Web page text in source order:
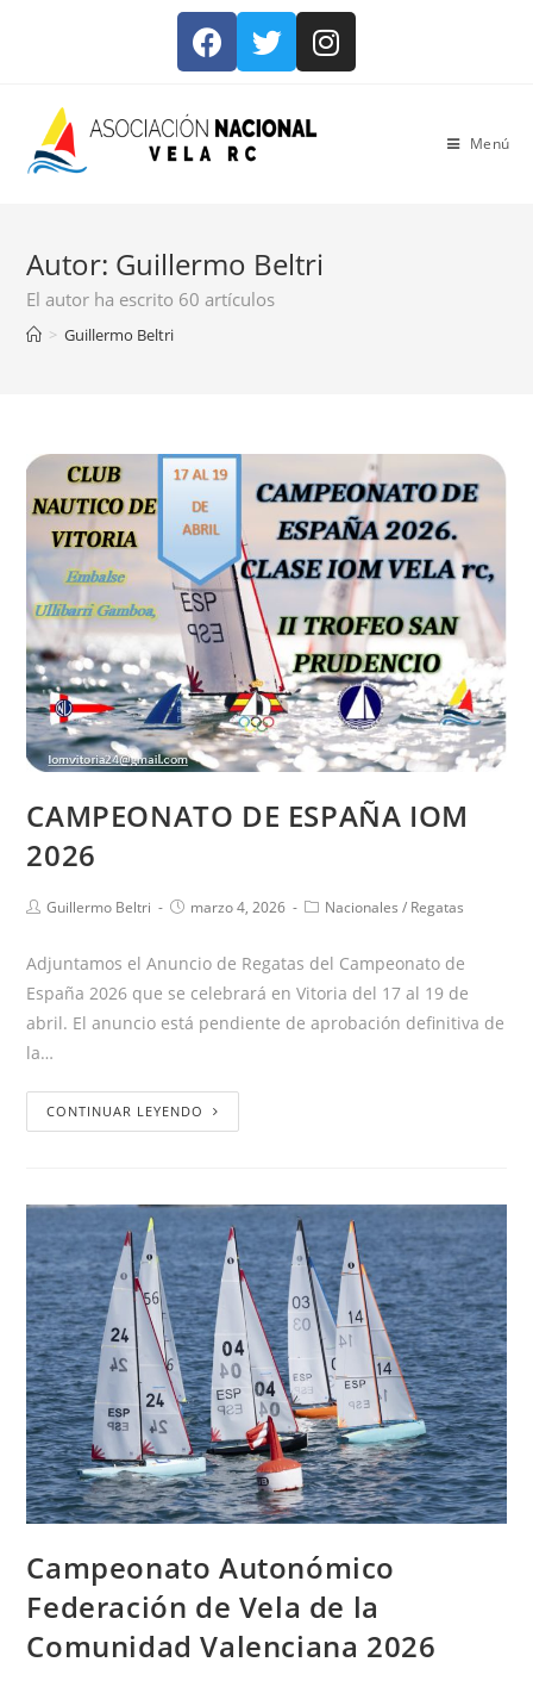
Menú
Autor: Guillermo Beltri
El autor ha escrito 60 artículos
> Guillermo Beltri
CAMPEONATO DE ESPAÑA IOM
2026
Guillermo Beltri marzo 4, 2026 Nacionales / Regatas
Adjuntamos el Anuncio de Regatas del Campeonato de
España 2026 que se celebrará en Vitoria del 17 al 19 de
abril. El anuncio está pendiente de aprobación definitiva de
la…
CONTINUAR LEYENDO
Campeonato Autonómico
Federación de Vela de la
Comunidad Valenciana 2026